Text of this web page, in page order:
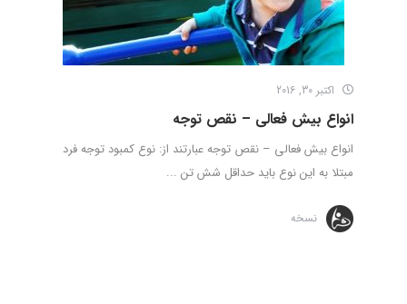
اکتبر 30, 2016
انواع بیش فعالی – نقص توجه
انواع بیش فعالی – نقص توجه عبارتند از: نوع کمبود توجه فرد
مبتلا به این نوع باید حداقل شش تن ...
نسخه